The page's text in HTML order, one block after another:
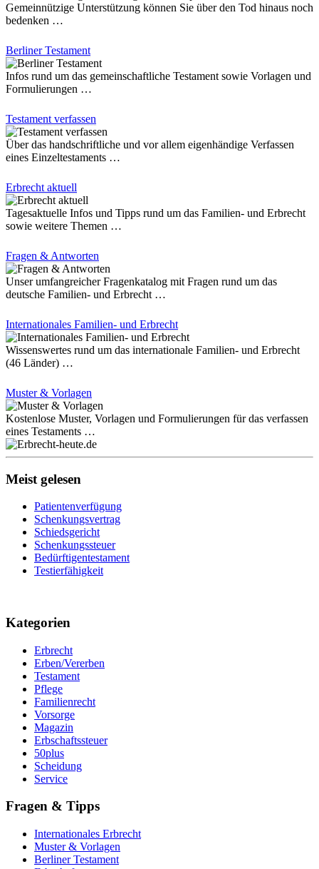
Gemeinnützige Unterstützung können Sie über den Tod hinaus noch
bedenken …
Berliner Testament
Infos rund um das gemeinschaftliche Testament sowie Vorlagen und
Formulierungen …
Testament verfassen
Über das handschriftliche und vor allem eigenhändige Verfassen
eines Einzeltestaments …
Erbrecht aktuell
Tagesaktuelle Infos und Tipps rund um das Familien- und Erbrecht
sowie weitere Themen …
Fragen & Antworten
Unser umfangreicher Fragenkatalog mit Fragen rund um das
deutsche Familien- und Erbrecht …
Internationales Familien- und Erbrecht
Wissenswertes rund um das internationale Familien- und Erbrecht
(46 Länder) …
Muster & Vorlagen
Kostenlose Muster, Vorlagen und Formulierungen für das verfassen
eines Testaments …
Meist gelesen
Patientenverfügung
Schenkungsvertrag
Schiedsgericht
Schenkungssteuer
Bedürftigentestament
Testierfähigkeit
Kategorien
Erbrecht
Erben/Vererben
Testament
Pflege
Familienrecht
Vorsorge
Magazin
Erbschaftssteuer
50plus
Scheidung
Service
Fragen & Tipps
Internationales Erbrecht
Muster & Vorlagen
Berliner Testament